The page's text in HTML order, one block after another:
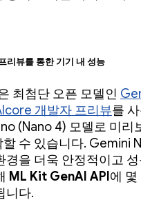
뷰를 통한 기기 내 성능
최첨단 오픈 모델인
개발자 프리뷰를
(Nano 4) 모델로 미리
수 있습니다. Gemini
경을 더욱 안정적이고
ML Kit GenAI API 에 몇
니다.